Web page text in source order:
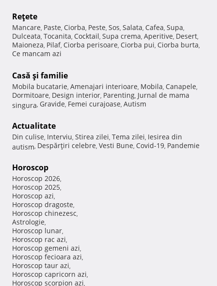
Reţete
Mancare, Paste, Ciorba, Peste, Sos, Salata, Cafea, Supa,
Dulceata, Tocanita, Cocktail, Supa crema, Aperitive, Desert,
Maioneza, Pilaf, Ciorba perisoare, Ciorba pui, Ciorba burta,
Ce mancam azi
Casă şi familie
Mobila bucatarie, Amenajari interioare, Mobila, Canapele,
Dormitoare, Design interior, Parenting, Jurnal de mama
singura, Gravide, Femei curajoase, Autism
Actualitate
Din culise, Interviu, Stirea zilei, Tema zilei, Iesirea din
autism, Despărţiri celebre, Vesti Bune, Covid-19, Pandemie
Horoscop
Horoscop 2026,
Horoscop 2025,
Horoscop azi,
Horoscop dragoste,
Horoscop chinezesc,
Astrologie,
Horoscop lunar,
Horoscop rac azi,
Horoscop gemeni azi,
Horoscop fecioara azi,
Horoscop taur azi,
Horoscop capricorn azi,
Horoscop scorpion azi,